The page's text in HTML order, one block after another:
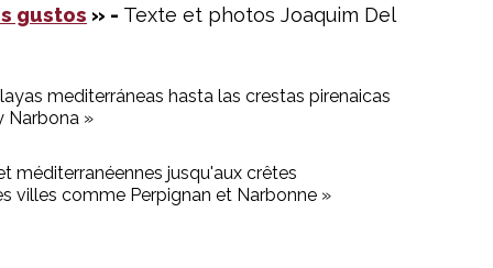
gustos » - Texte et photos Joaquim Del
mediterráneas hasta las crestas pirenaicas
Narbona »
méditerranéennes jusqu'aux crêtes
villes comme Perpignan et Narbonne »